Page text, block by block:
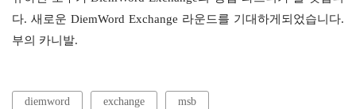
다. 새로운 DiemWord Exchange 라운드를 기대하게되었습니다.
부의 카니발.
diemword exchange msb